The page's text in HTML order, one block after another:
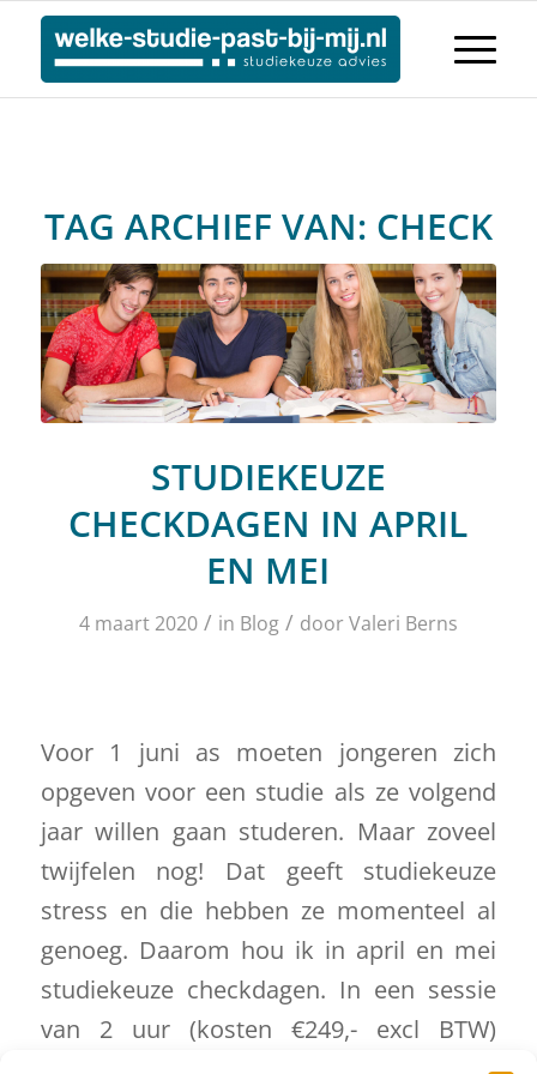
TAG ARCHIEF VAN: CHECK
STUDIEKEUZE
CHECKDAGEN IN APRIL
EN MEI
4 maart 2020 / in Blog / doorValeri Berns
Voor 1 juni as moeten jongeren zich
opgeven voor een studie als ze volgend
jaar willen gaan studeren. Maar zoveel
twijfelen nog! Dat geeft studiekeuze
stress en die hebben ze momenteel al
genoeg. Daarom hou ik in april en mei
studiekeuze checkdagen. In een sessie
van 2 uur (kosten €249,- excl BTW)